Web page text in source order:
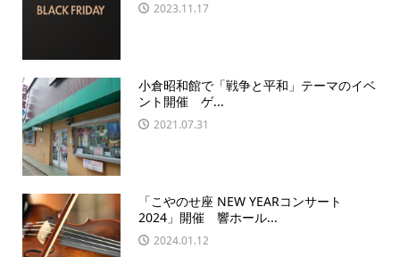
2023.11.17
小倉昭和館で「戦争と平和」テーマのイベ
ント開催 ゲ...
2021.07.31
「こやのせ座 NEW YEARコンサート
2024」開催 響ホール...
2024.01.12